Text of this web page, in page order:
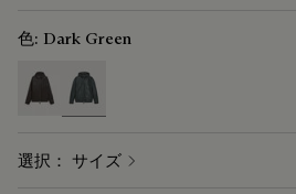
色: Dark Green
選択： サイズ